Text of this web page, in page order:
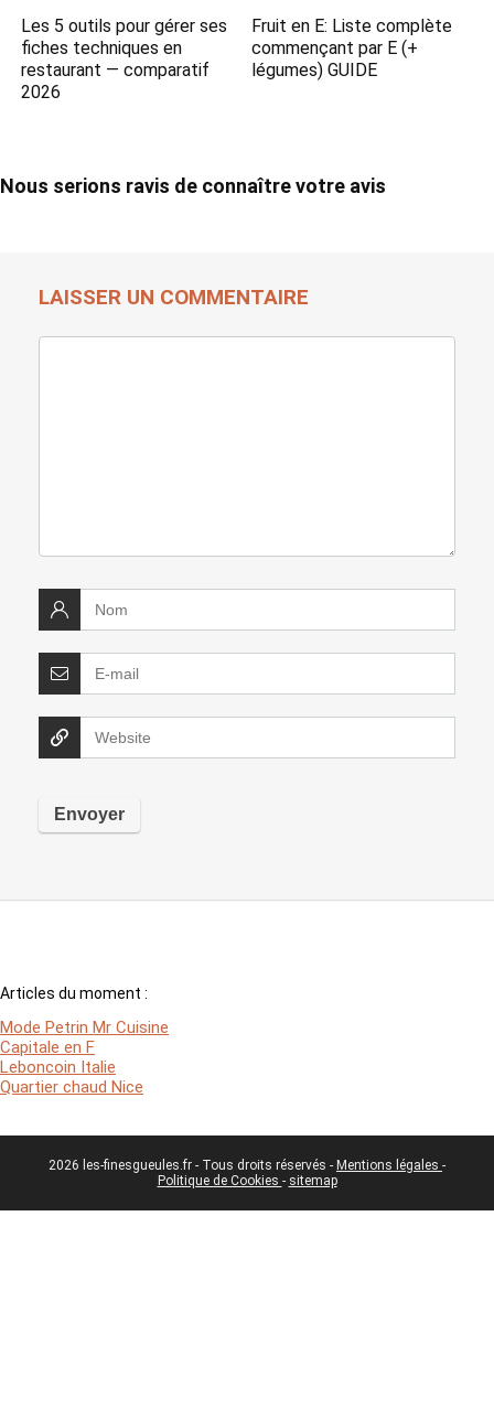
Les 5 outils pour gérer ses
fiches techniques en
restaurant — comparatif
2026
Fruit en E: Liste complète
commençant par E (+
légumes) GUIDE
Nous serions ravis de connaître votre avis
LAISSER UN COMMENTAIRE
Articles du moment :
Mode Petrin Mr Cuisine
Capitale en F
Leboncoin Italie
Quartier chaud Nice
2026 les-finesgueules.fr - Tous droits réservés - Mentions légales -
Politique de Cookies - sitemap